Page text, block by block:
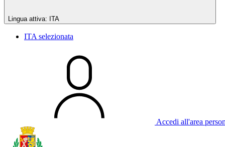
Lingua attiva: ITA
ITA selezionata
Accedi all'area